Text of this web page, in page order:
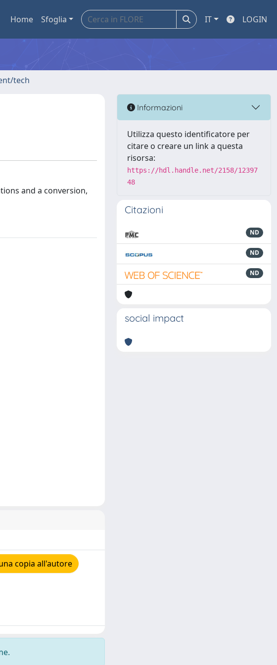
Home Sfoglia IT LOGIN
tech
and a conversion,
copia all'autore
Informazioni
Utilizza questo identificatore per
citare o creare un link a questa
risorsa:
https://hdl.handle.net/2158/12397
48
Citazioni
ND
ND
ND
social impact